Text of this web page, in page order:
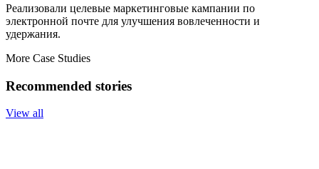
Реализовали целевые маркетинговые кампании по
электронной почте для улучшения вовлеченности и
удержания.
More Case Studies
Recommended stories
View all